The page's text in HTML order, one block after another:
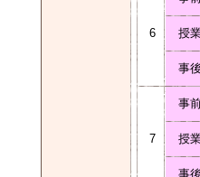
6 授
事
7
事
授
事